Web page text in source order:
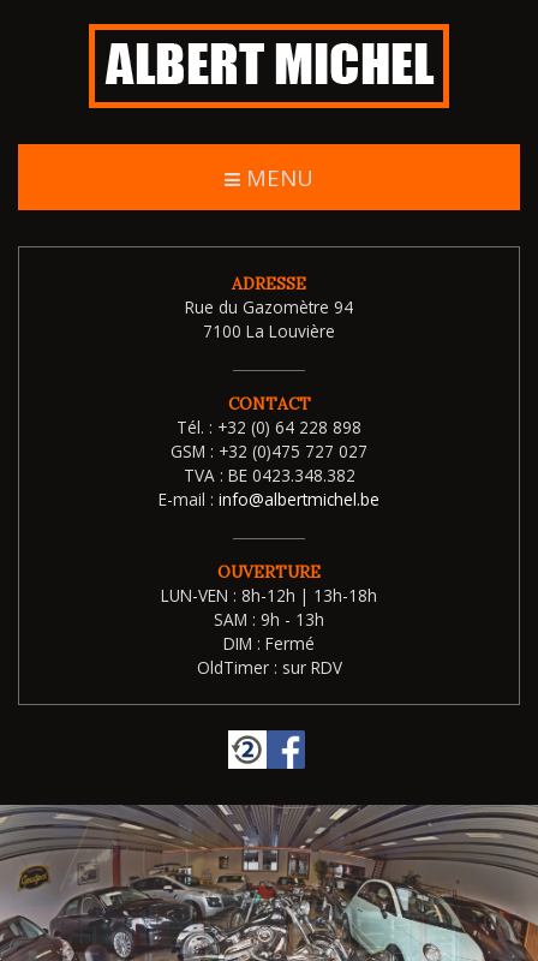
MENU
ADRESSE
Rue du Gazomètre 94
7100 La Louvière
CONTACT
Tél. : +32 (0) 64 228 898
GSM : +32 (0)475 727 027
TVA : BE 0423.348.382
E-mail : info@albertmichel.be
OUVERTURE
LUN-VEN : 8h-12h | 13h-18h
SAM : 9h - 13h
DIM : Fermé
OldTimer : sur RDV